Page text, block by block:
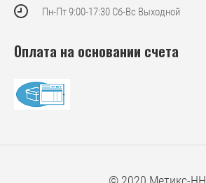
Пн-Пт 9:00-17:30 Сб-Вс Выходной
Оплата на основании счета